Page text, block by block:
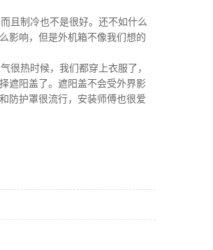
且制冷也不是很好。还不如什么
影响，但是外机箱不像我们想的
热时候，我们都穿上衣服了，
遮阳盖了。遮阳盖不会受外界影
防护罩很流行，安装师傅也很爱